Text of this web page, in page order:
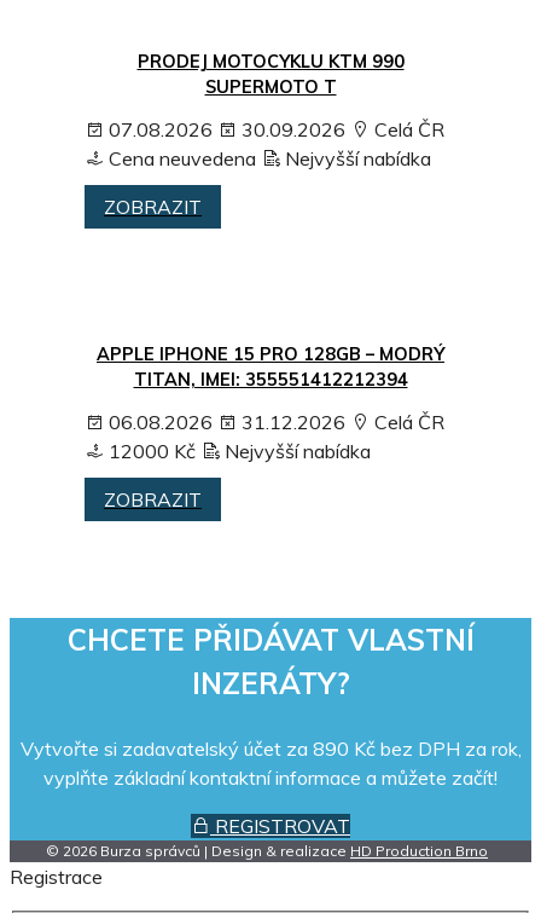
PRODEJ MOTOCYKLU KTM 990
SUPERMOTO T
07.08.2026 30.09.2026
Celá ČR
Cena neuvedena
Nejvyšší nabídka
ZOBRAZIT
APPLE IPHONE 15 PRO 128GB – MODRÝ
TITAN, IMEI: 355551412212394
06.08.2026 31.12.2026
Celá ČR
12000 Kč
Nejvyšší nabídka
ZOBRAZIT
CHCETE PŘIDÁVAT VLASTNÍ
INZERÁTY?
Vytvořte si zadavatelský účet za 890 Kč bez DPH za rok,
vyplňte základní kontaktní informace a můžete začít!
REGISTROVAT
© 2026 Burza správců | Design & realizace HD Production Brno
Registrace